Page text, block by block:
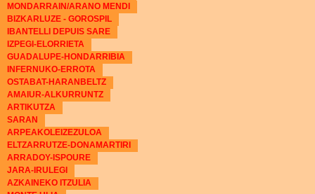
MONDARRAIN/ARANO MENDI
BIZKARLUZE - GOROSPIL
IBANTELLI DEPUIS SARE
IZPEGI-ELORRIETA
GUADALUPE-HONDARRIBIA
INFERNUKO-ERROTA
OSTABAT-HARANBELTZ
AMAIUR-ALKURRUNTZ
ARTIKUTZA
SARAN
ARPEAKOLEIZEZULOA
ELTZARRUTZE-DONAMARTIRI
ARRADOY-ISPOURE
JARA-IRULEGI
AZKAINEKO ITZULIA